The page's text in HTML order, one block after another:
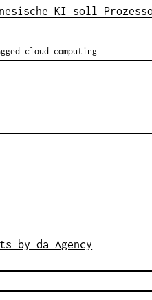
KI soll
cloud computing
by da Agency